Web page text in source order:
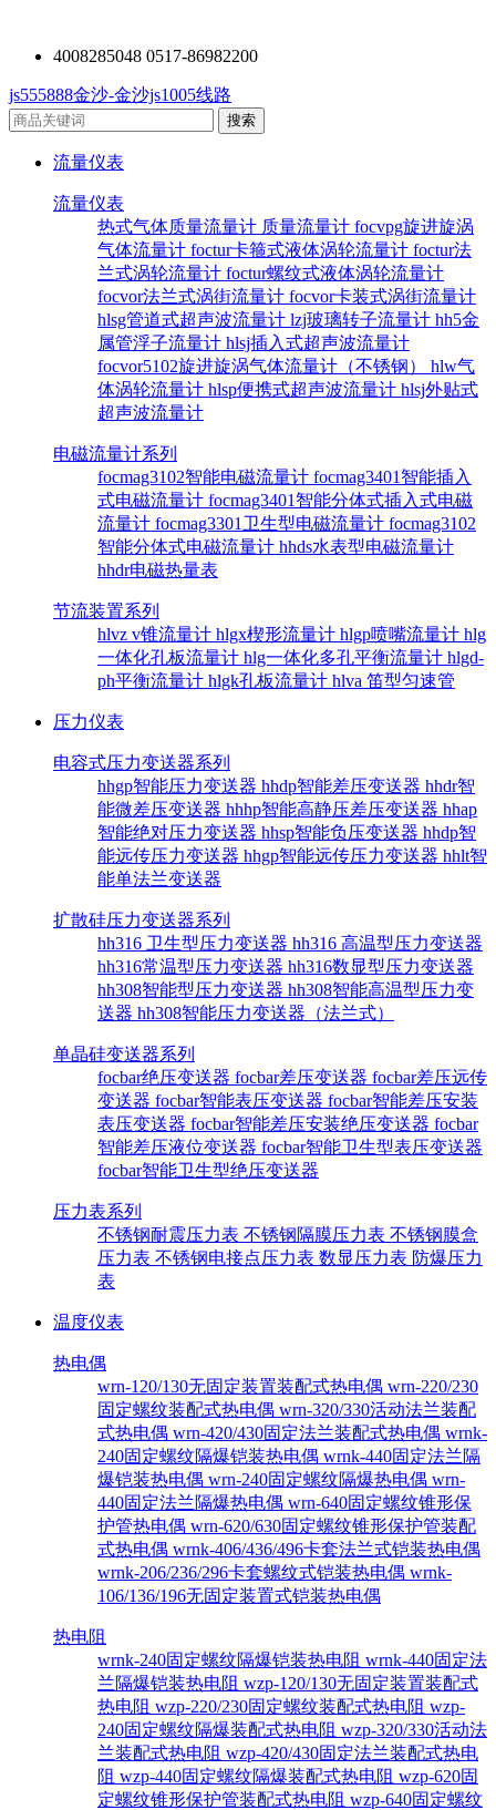
4008285048 0517-86982200
js555888金沙-金沙js1005线路
流量仪表
流量仪表
热式气体质量流量计 质量流量计 focvpg旋进旋涡
气体流量计 foctur卡箍式液体涡轮流量计 foctur法
兰式涡轮流量计 foctur螺纹式液体涡轮流量计
focvor法兰式涡街流量计 focvor卡装式涡街流量计
hlsg管道式超声波流量计 lzj玻璃转子流量计 hh5金
属管浮子流量计 hlsj插入式超声波流量计
focvor5102旋进旋涡气体流量计（不锈钢） hlw气
体涡轮流量计 hlsp便携式超声波流量计 hlsj外贴式
超声波流量计
电磁流量计系列
focmag3102智能电磁流量计 focmag3401智能插入
式电磁流量计 focmag3401智能分体式插入式电磁
流量计 focmag3301卫生型电磁流量计 focmag3102
智能分体式电磁流量计 hhds水表型电磁流量计
hhdr电磁热量表
节流装置系列
hlvz v锥流量计 hlgx楔形流量计 hlgp喷嘴流量计 hlg
一体化孔板流量计 hlg一体化多孔平衡流量计 hlgd-
ph平衡流量计 hlgk孔板流量计 hlva 笛型匀速管
压力仪表
电容式压力变送器系列
hhgp智能压力变送器 hhdp智能差压变送器 hhdr智
能微差压变送器 hhhp智能高静压差压变送器 hhap
智能绝对压力变送器 hhsp智能负压变送器 hhdp智
能远传压力变送器 hhgp智能远传压力变送器 hhlt智
能单法兰变送器
扩散硅压力变送器系列
hh316 卫生型压力变送器 hh316 高温型压力变送器
hh316常温型压力变送器 hh316数显型压力变送器
hh308智能型压力变送器 hh308智能高温型压力变
送器 hh308智能压力变送器（法兰式）
单晶硅变送器系列
focbar绝压变送器 focbar差压变送器 focbar差压远传
变送器 focbar智能表压变送器 focbar智能差压安装
表压变送器 focbar智能差压安装绝压变送器 focbar
智能差压液位变送器 focbar智能卫生型表压变送器
focbar智能卫生型绝压变送器
压力表系列
不锈钢耐震压力表 不锈钢隔膜压力表 不锈钢膜盒
压力表 不锈钢电接点压力表 数显压力表 防爆压力
表
温度仪表
热电偶
wrn-120/130无固定装置装配式热电偶 wrn-220/230
固定螺纹装配式热电偶 wrn-320/330活动法兰装配
式热电偶 wrn-420/430固定法兰装配式热电偶 wrnk-
240固定螺纹隔爆铠装热电偶 wrnk-440固定法兰隔
爆铠装热电偶 wrn-240固定螺纹隔爆热电偶 wrn-
440固定法兰隔爆热电偶 wrn-640固定螺纹锥形保
护管热电偶 wrn-620/630固定螺纹锥形保护管装配
式热电偶 wrnk-406/436/496卡套法兰式铠装热电偶
wrnk-206/236/296卡套螺纹式铠装热电偶 wrnk-
106/136/196无固定装置式铠装热电偶
热电阻
wrnk-240固定螺纹隔爆铠装热电阻 wrnk-440固定法
兰隔爆铠装热电阻 wzp-120/130无固定装置装配式
热电阻 wzp-220/230固定螺纹装配式热电阻 wzp-
240固定螺纹隔爆装配式热电阻 wzp-320/330活动法
兰装配式热电阻 wzp-420/430固定法兰装配式热电
阻 wzp-440固定螺纹隔爆装配式热电阻 wzp-620固
定螺纹锥形保护管装配式热电阻 wzp-640固定螺纹